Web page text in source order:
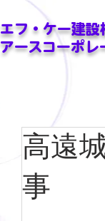
エフ・ケー建設
アースコーポレ
高遠
事